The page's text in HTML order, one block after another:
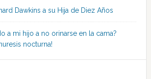
Dawkins a su Hija de Diez Años
a mi hijo a no orinarse en la cama?
nocturna!